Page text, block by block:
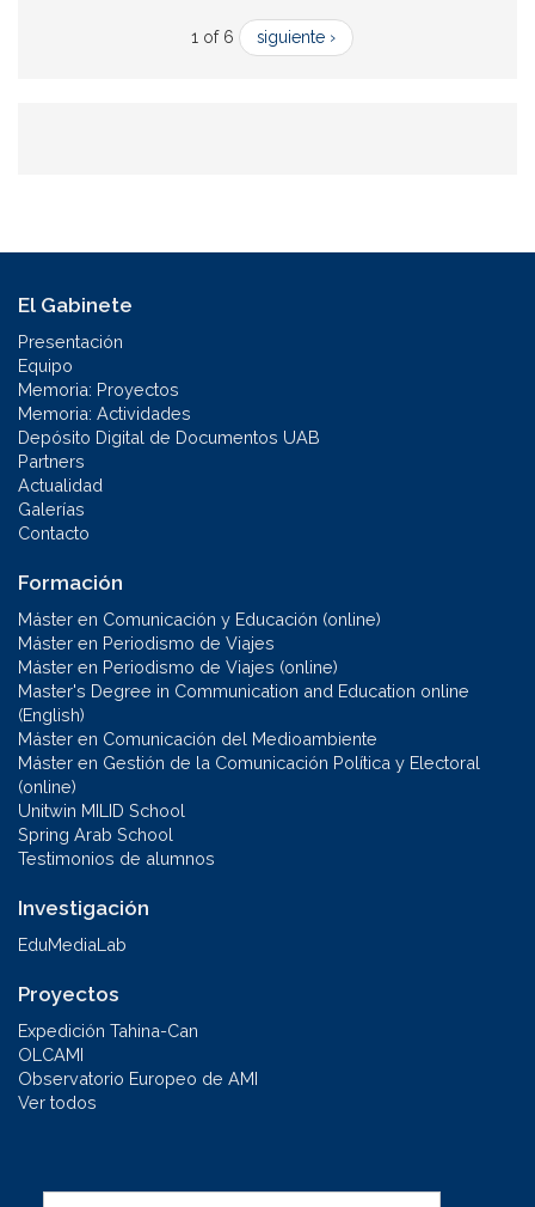
1 of 6 siguiente ›
El Gabinete
Presentación
Equipo
Memoria: Proyectos
Memoria: Actividades
Depósito Digital de Documentos UAB
Partners
Actualidad
Galerías
Contacto
Formación
Máster en Comunicación y Educación (online)
Máster en Periodismo de Viajes
Máster en Periodismo de Viajes (online)
Master's Degree in Communication and Education online
(English)
Máster en Comunicación del Medioambiente
Máster en Gestión de la Comunicación Política y Electoral
(online)
Unitwin MILID School
Spring Arab School
Testimonios de alumnos
Investigación
EduMediaLab
Proyectos
Expedición Tahina-Can
OLCAMI
Observatorio Europeo de AMI
Ver todos